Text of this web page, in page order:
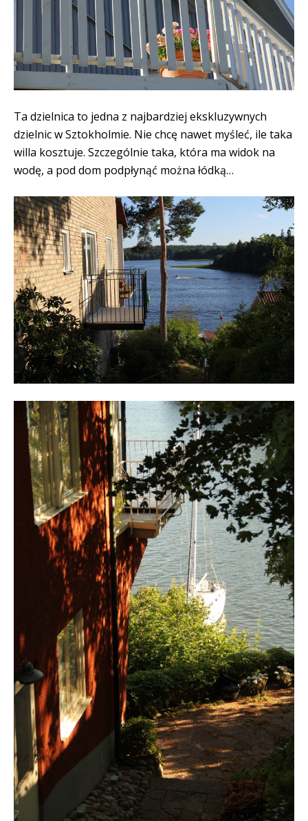
Ta dzielnica to jedna z najbardziej ekskluzywnych
dzielnic w Sztokholmie. Nie chcę nawet myśleć, ile taka
willa kosztuje. Szczególnie taka, która ma widok na
wodę, a pod dom podpłynąć można łódką…